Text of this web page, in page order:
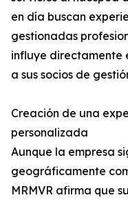
en día buscan
gestionadas
influye directamente
a sus socios de
Creación de una
personalizada
Aunque la empresa
geográficamente
MRMVR afirma que